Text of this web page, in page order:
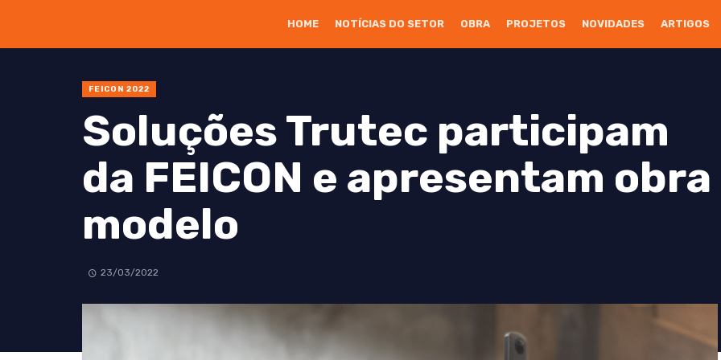
HOME NOTÍCIAS DO SETOR OBRA PROJETOS NOVIDADES ARTIGOS
FEICON 2022
Soluções Trutec participam
da FEICON e apresentam obra
modelo
23/03/2022